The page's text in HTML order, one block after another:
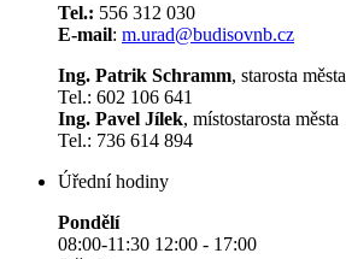
Tel.: 556 312 030
E-mail: m.urad@budisovnb.cz
Ing. Patrik Schramm, starosta města
Tel.: 602 106 641
Ing. Pavel Jílek, místostarosta města
Tel.: 736 614 894
Úřední hodiny
Pondělí
08:00-11:30 12:00 - 17:00